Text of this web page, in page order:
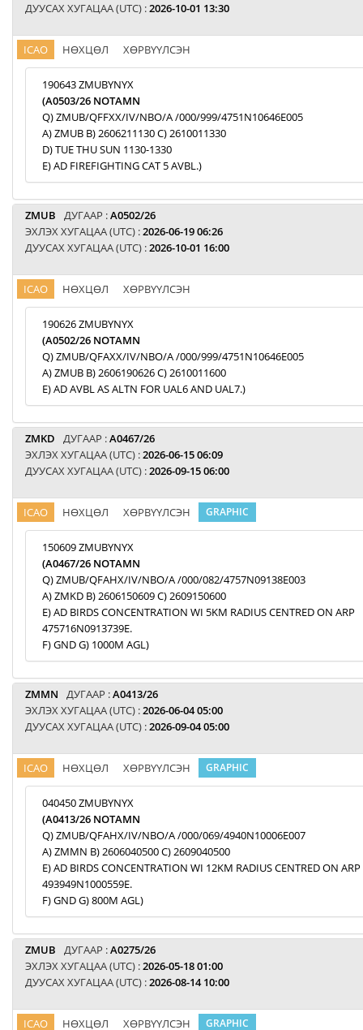
ДУУСАХ ХУГАЦАА (UTC) :2026-10-01 13:30
ICAO НӨХЦӨЛ ХӨРВҮҮЛСЭН
190643 ZMUBYNYX
(A0503/26 NOTAMN
Q) ZMUB/QFFXX/IV/NBO/A /000/999/4751N10646E005
A) ZMUB B) 2606211130 C) 2610011330
D) TUE THU SUN 1130-1330
E) AD FIREFIGHTING CAT 5 AVBL.)
ZMUB ДУГААР :A0502/26
ЭХЛЭХ ХУГАЦАА (UTC) :2026-06-19 06:26
ДУУСАХ ХУГАЦАА (UTC) :2026-10-01 16:00
ICAO НӨХЦӨЛ ХӨРВҮҮЛСЭН
190626 ZMUBYNYX
(A0502/26 NOTAMN
Q) ZMUB/QFAXX/IV/NBO/A /000/999/4751N10646E005
A) ZMUB B) 2606190626 C) 2610011600
E) AD AVBL AS ALTN FOR UAL6 AND UAL7.)
ZMKD ДУГААР :A0467/26
ЭХЛЭХ ХУГАЦАА (UTC) :2026-06-15 06:09
ДУУСАХ ХУГАЦАА (UTC) :2026-09-15 06:00
ICAO НӨХЦӨЛ ХӨРВҮҮЛСЭН GRAPHIC
150609 ZMUBYNYX
(A0467/26 NOTAMN
Q) ZMUB/QFAHX/IV/NBO/A /000/082/4757N09138E003
A) ZMKD B) 2606150609 C) 2609150600
E) AD BIRDS CONCENTRATION WI 5KM RADIUS CENTRED ON ARP
475716N0913739E.
F) GND G) 1000M AGL)
ZMMN ДУГААР :A0413/26
ЭХЛЭХ ХУГАЦАА (UTC) :2026-06-04 05:00
ДУУСАХ ХУГАЦАА (UTC) :2026-09-04 05:00
ICAO НӨХЦӨЛ ХӨРВҮҮЛСЭН GRAPHIC
040450 ZMUBYNYX
(A0413/26 NOTAMN
Q) ZMUB/QFAHX/IV/NBO/A /000/069/4940N10006E007
A) ZMMN B) 2606040500 C) 2609040500
E) AD BIRDS CONCENTRATION WI 12KM RADIUS CENTRED ON ARP
493949N1000559E.
F) GND G) 800M AGL)
ZMUB ДУГААР :A0275/26
ЭХЛЭХ ХУГАЦАА (UTC) :2026-05-18 01:00
ДУУСАХ ХУГАЦАА (UTC) :2026-08-14 10:00
ICAO НӨХЦӨЛ ХӨРВҮҮЛСЭН GRAPHIC